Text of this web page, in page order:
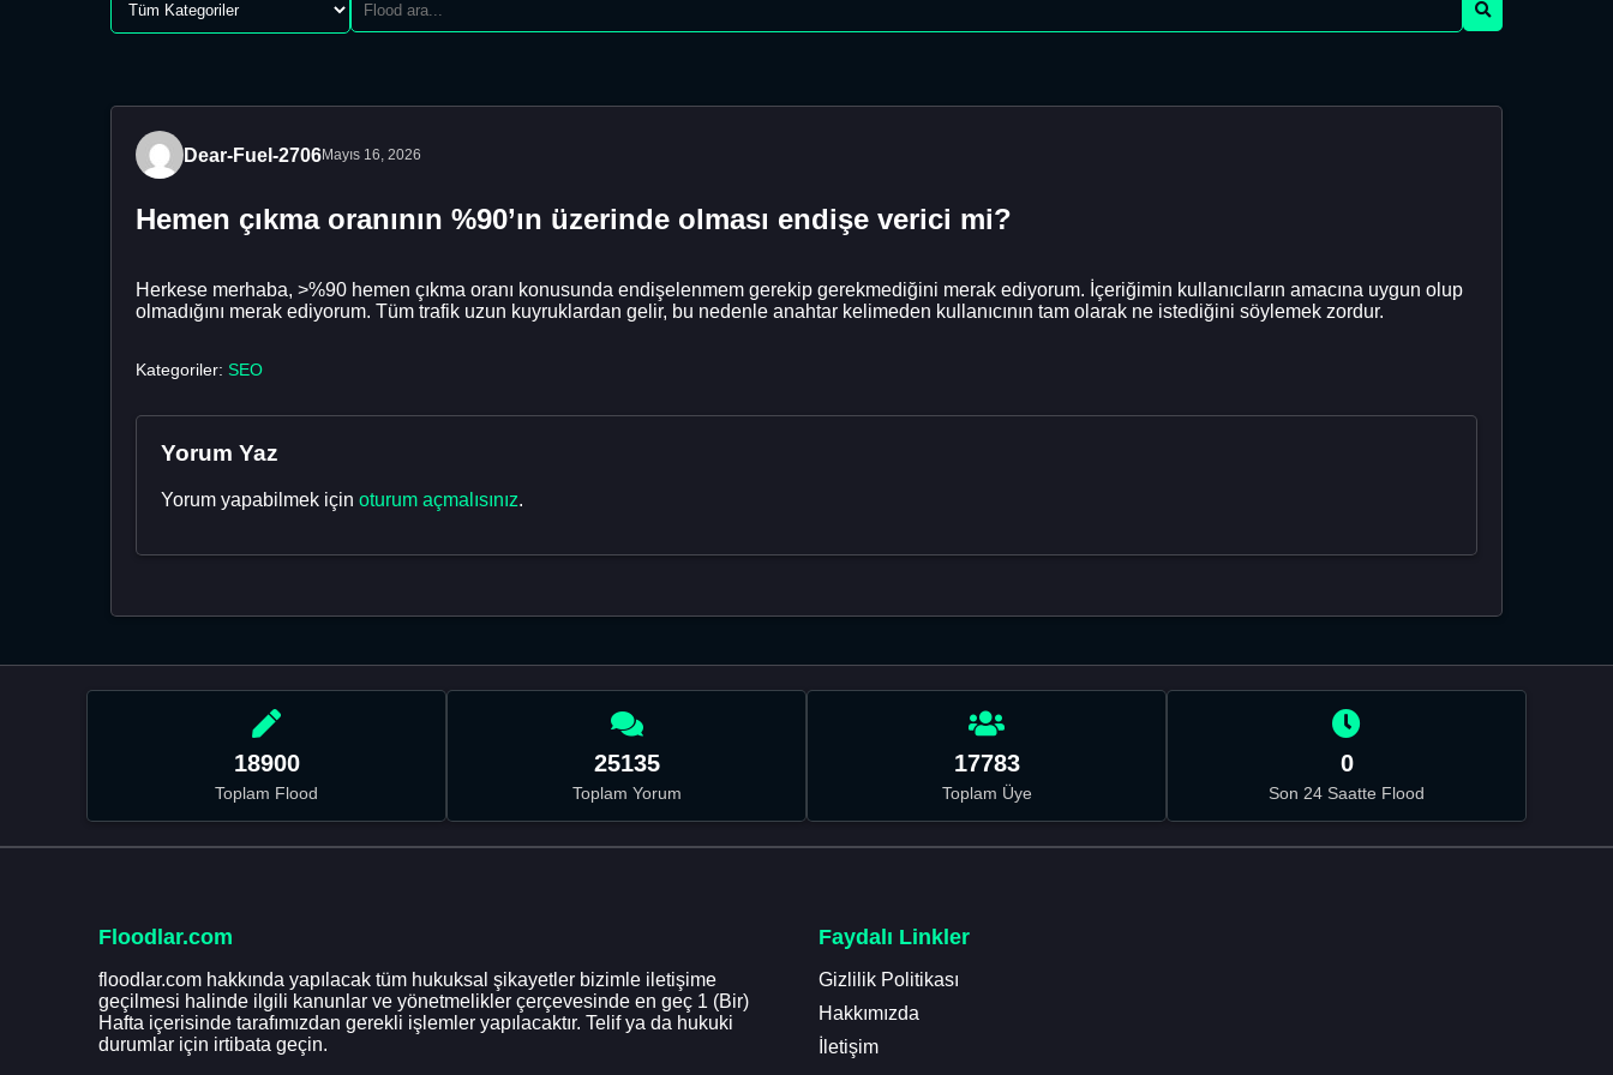
Dear-Fuel-2706Mayıs 16, 2026
Hemen çıkma oranının %90’ın üzerinde olması endişe verici mi?
Herkese merhaba, >%90 hemen çıkma oranı konusunda endişelenmem gerekip gerekmediğini merak ediyorum. İçeriğimin kullanıcıların amacına uygun olup
olmadığını merak ediyorum. Tüm trafik uzun kuyruklardan gelir, bu nedenle anahtar kelimeden kullanıcının tam olarak ne istediğini söylemek zordur.
Kategoriler: SEO
Yorum Yaz
Yorum yapabilmek için oturum açmalısınız.
18900
Toplam Flood
25135
Toplam Yorum
17783
Toplam Üye
0
Son 24 Saatte Flood
Floodlar.com
floodlar.com hakkında yapılacak tüm hukuksal şikayetler bizimle iletişime
geçilmesi halinde ilgili kanunlar ve yönetmelikler çerçevesinde en geç 1 (Bir)
Hafta içerisinde tarafımızdan gerekli işlemler yapılacaktır. Telif ya da hukuki
durumlar için irtibata geçin.
Faydalı Linkler
Gizlilik Politikası
Hakkımızda
İletişim